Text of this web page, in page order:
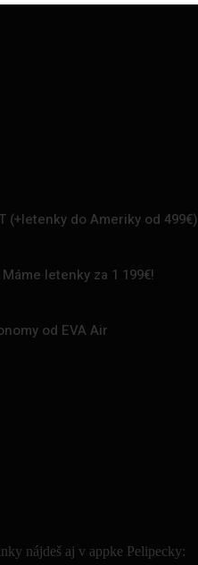
(+letenky do Ameriky od 499€)
letenky za 1 199€!
od EVA Air
nájdeš aj v appke Pelipecky: